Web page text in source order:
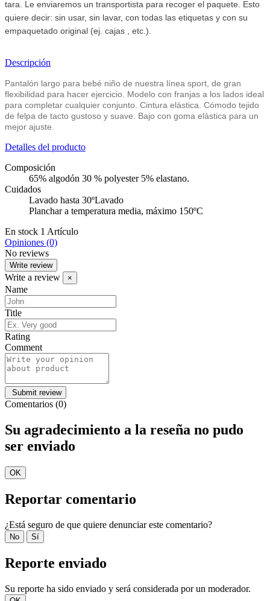
tara. Le enviaremos un transportista para recoger el paquete. Esto
quiere decir: sin usar, sin lavar, con todas las etiquetas y con su
empaquetado original (ej. cajas , etc.).
Descripción
Pantalón largo para bebé niño de nuestra línea sport, de gran
flexibilidad para hacer ejercicio. Modelo con franjas a los lados ideal
para completar cualquier conjunto. Cintura elástica. Cómodo tejido
de felpa de tacto gustoso y suave. Bajo con goma elástica para un
mejor ajuste.
Detalles del producto
Composición
65% algodón 30 % polyester 5% elastano.
Cuidados
Lavado hasta 30ºLavado
Planchar a temperatura media, máximo 150ºC
En stock 1 Artículo
Opiniones (0)
No reviews
Write review
Write a review ×
Name
Title
Rating
Comment
Comentarios (0)
Su agradecimiento a la reseña no pudo
ser enviado
OK
Reportar comentario
¿Está seguro de que quiere denunciar este comentario?
No Sí
Reporte enviado
Su reporte ha sido enviado y será considerada por un moderador.